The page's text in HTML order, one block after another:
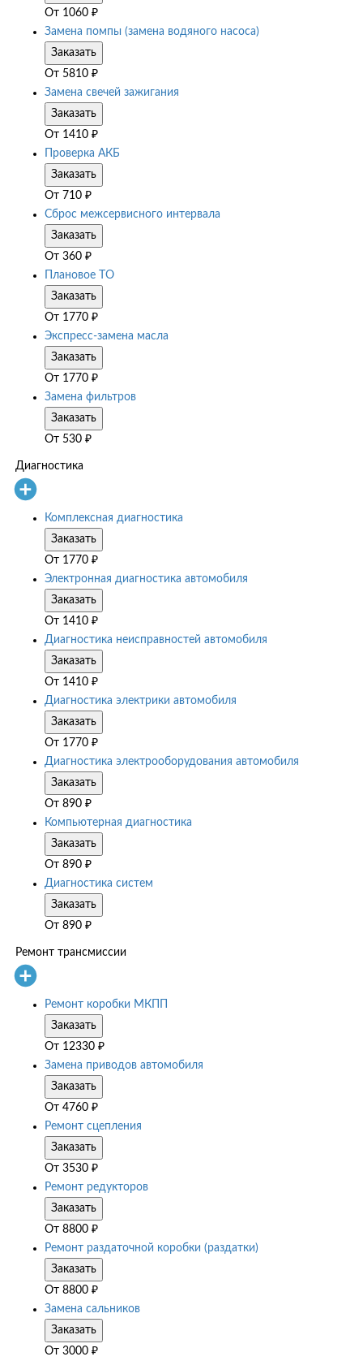
От 1060 ₽
Замена помпы (замена водяного насоса)
Заказать
От 5810 ₽
Замена свечей зажигания
Заказать
От 1410 ₽
Проверка АКБ
Заказать
От 710 ₽
Сброс межсервисного интервала
Заказать
От 360 ₽
Плановое ТО
Заказать
От 1770 ₽
Экспресс-замена масла
Заказать
От 1770 ₽
Замена фильтров
Заказать
От 530 ₽
Диагностика
Комплексная диагностика
Заказать
От 1770 ₽
Электронная диагностика автомобиля
Заказать
От 1410 ₽
Диагностика неисправностей автомобиля
Заказать
От 1410 ₽
Диагностика электрики автомобиля
Заказать
От 1770 ₽
Диагностика электрооборудования автомобиля
Заказать
От 890 ₽
Компьютерная диагностика
Заказать
От 890 ₽
Диагностика систем
Заказать
От 890 ₽
Ремонт трансмиссии
Ремонт коробки МКПП
Заказать
От 12330 ₽
Замена приводов автомобиля
Заказать
От 4760 ₽
Ремонт сцепления
Заказать
От 3530 ₽
Ремонт редукторов
Заказать
От 8800 ₽
Ремонт раздаточной коробки (раздатки)
Заказать
От 8800 ₽
Замена сальников
Заказать
От 3000 ₽